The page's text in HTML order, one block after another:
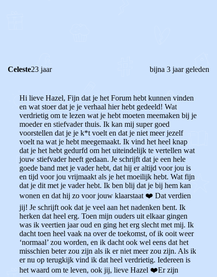
Celeste23 jaar bijna 3 jaar geleden
Hi lieve Hazel, Fijn dat je het Forum hebt kunnen vinden
en wat stoer dat je je verhaal hier hebt gedeeld! Wat
verdrietig om te lezen wat je hebt moeten meemaken bij je
moeder en stiefvader thuis. Ik kan mij super goed
voorstellen dat je je k*t voelt en dat je niet meer jezelf
voelt na wat je hebt meegemaakt. Ik vind het heel knap
dat je het hebt gedurfd om het uiteindelijk te vertellen wat
jouw stiefvader heeft gedaan. Je schrijft dat je een hele
goede band met je vader hebt, dat hij er altijd voor jou is
en tijd voor jou vrijmaakt als je het moeilijk hebt. Wat fijn
dat je dit met je vader hebt. Ik ben blij dat je bij hem kan
wonen en dat hij zo voor jouw klaarstaat ❤️️ Dat verdien
jij! Je schrijft ook dat je veel aan het nadenken bent. Ik
herken dat heel erg. Toen mijn ouders uit elkaar gingen
was ik veertien jaar oud en ging het erg slecht met mij. Ik
dacht toen heel vaak na over de toekomst, of ik ooit weer
‘normaal’ zou worden, en ik dacht ook wel eens dat het
misschien beter zou zijn als ik er niet meer zou zijn. Als ik
er nu op terugkijk vind ik dat heel verdrietig. Iedereen is
het waard om te leven, ook jij, lieve Hazel ❤️️Er zijn